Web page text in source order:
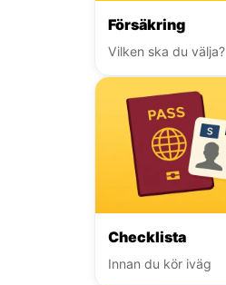
Försäkring
Vilken ska du välja?
Checklista
Innan du kör iväg